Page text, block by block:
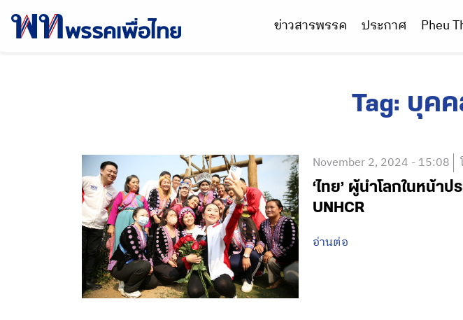
ข่าวสารพรรค ประกาศ Pheu
Tag: บุคค
November 2, 2024 - 15:08
‘ไทย’ ผู้นำโลกในหน้า
UNHCR
อ่านต่อ